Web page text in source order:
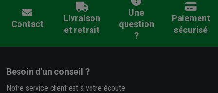
Contact
Livraison
et retrait
Une
question
?
Paiement
sécurisé
Besoin d'un conseil ?
Notre service client est à votre écoute